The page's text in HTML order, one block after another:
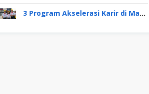
3 Program Akselerasi Karir di Mayora Group. Apa Saja? Berikut Penjelasannya